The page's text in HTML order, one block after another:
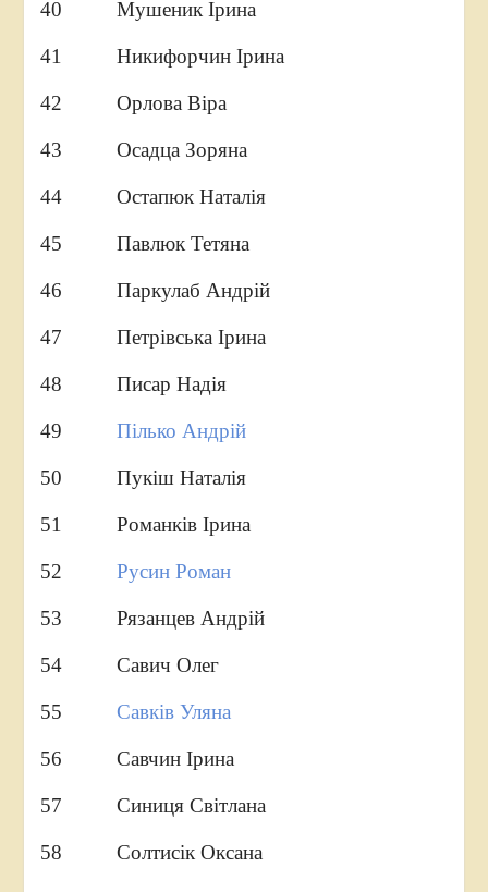
40 Мушеник Ірина
41 Никифорчин Ірина
42 Орлова Віра
43 Осадца Зоряна
44 Остапюк Наталія
45 Павлюк Тетяна
46 Паркулаб Андрій
47 Петрівська Ірина
48 Писар Надія
49 Пілько Андрій
50 Пукіш Наталія
51 Романків Ірина
52 Русин Роман
53 Рязанцев Андрій
54 Савич Олег
55 Савків Уляна
56 Савчин Ірина
57 Синиця Світлана
58 Солтисік Оксана